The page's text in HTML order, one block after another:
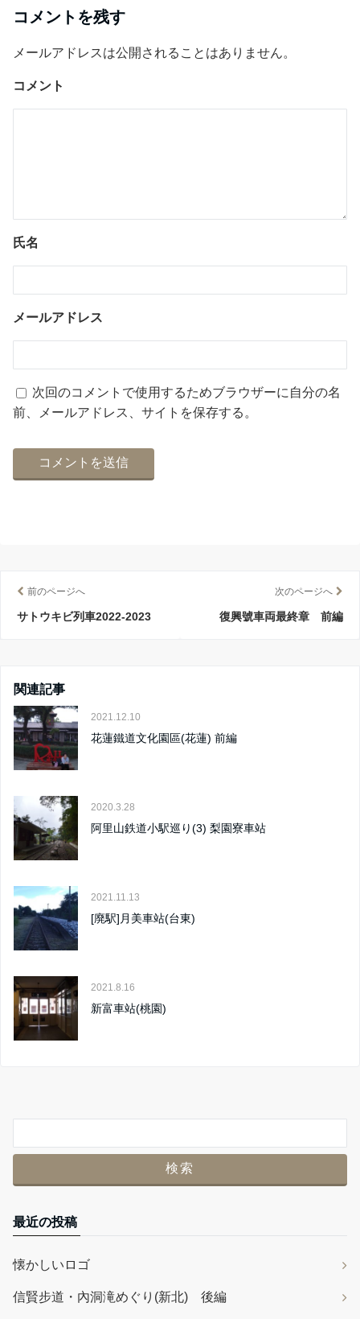
コメントを残す
メールアドレスは公開されることはありません。
コメント
氏名
メールアドレス
次回のコメントで使用するためブラウザーに自分の名
前、メールアドレス、サイトを保存する。
前のページへ
サトウキビ列車2022-2023
次のページへ
復興號車両最終章 前編
関連記事
2021.12.10
花蓮鐵道文化園區(花蓮) 前編
2020.3.28
阿里山鉄道小駅巡り(3) 梨園寮車站
2021.11.13
[廃駅]月美車站(台東)
2021.8.16
新富車站(桃園)
最近の投稿
懐かしいロゴ
信賢步道・內洞滝めぐり(新北) 後編